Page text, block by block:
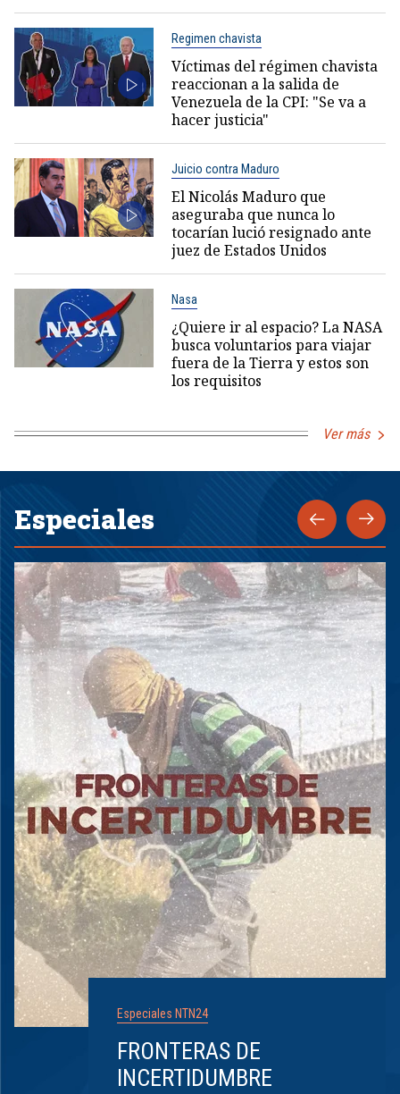
Regimen chavista
Víctimas del régimen chavista
reaccionan a la salida de
Venezuela de la CPI: "Se va a
hacer justicia"
Juicio contra Maduro
El Nicolás Maduro que
aseguraba que nunca lo
tocarían lució resignado ante
juez de Estados Unidos
Nasa
¿Quiere ir al espacio? La NASA
busca voluntarios para viajar
fuera de la Tierra y estos son
los requisitos
Ver más
Especiales
Especiales NTN24
FRONTERAS DE
INCERTIDUMBRE